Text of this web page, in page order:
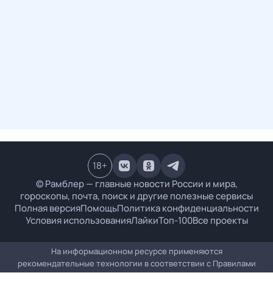
© Рамблер — главные новости России и мира,
гороскопы, почта, поиск и другие полезные сервисы
Полная версияПомощьПолитика конфиденциальности
Условия использованияЛайкиТоп-100Все проекты
18+
На информационном ресурсе применяются
рекомендательные технологии в соответствии с Правилами